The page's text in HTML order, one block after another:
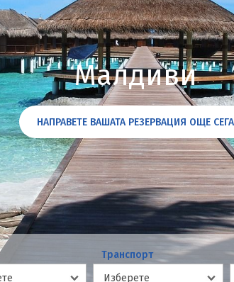
Мексико
НАПРАВЕТЕ ВАШАТА РЕЗЕРВАЦИЯ ОЩЕ СЕГА
Малдиви
НАПРАВЕТЕ ВАШАТА РЕЗЕРВАЦИЯ ОЩЕ СЕГА
Мароко
НАПРАВЕТЕ ВАШАТА РЕЗЕРВАЦИЯ ОЩЕ СЕГА
Дубай
НАПРАВЕТЕ СВОЯТА РЕЗЕРВАЦИЯ ОЩЕ СЕГА
КРУИЗИ
НАПРАВЕТЕ ВАШАТА РЕЗЕРВАЦИЯ ОЩЕ СЕГА
Египет
НАПРАВЕТЕ ВАШАТА РЕЗЕРВАЦИЯ ОЩЕ СЕГА
Занзибар
НАПРАВЕТЕ ВАШАТА РЕЗЕРВАЦИЯ ОЩЕ СЕГА
Тунис
НАПРАВЕТЕ ВАШАТА РЕЗЕРВАЦИЯ ОЩЕ СЕГА
Шри Ланка
НАПРАВЕТЕ ВАШАТА РЕЗЕРВАЦИЯ ОЩЕ СЕГА
Мексико
НАПРАВЕТЕ ВАШАТА РЕЗЕРВАЦИЯ ОЩЕ СЕГА
Малдиви
НАПРАВЕТЕ ВАШАТА РЕЗЕРВАЦИЯ ОЩЕ СЕГА
Транспорт